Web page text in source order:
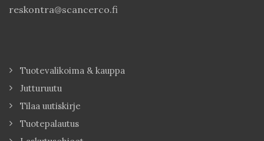
reskontra@scancerco.fi
Tuotevalikoima & kauppa
Jutturuutu
Tilaa uutiskirje
Tuotepalautus